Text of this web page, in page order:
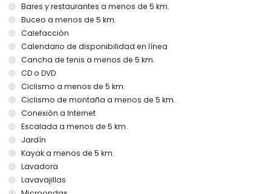
No se admiten mascotas
Instalaciones y servicios incluidos en el precio del alquiler
de la villa
Internet (ADSL)
Plancha y tabla de planchar
Ropa de cama y toallas
Calefacción central y aire acondicionado
Instalaciones y servicios con suplemento
Servicio de aeropuerto
Cama extra y cuna/cama para niños (bajo petición)
Entretenimiento y actividades de ocio para tus vacaciones
en Jávea, Costa Blanca
Bares y restaurantes a menos de 5 km.
Buceo a menos de 5 km.
Calefacción
Calendario de disponibilidad en línea
Cancha de tenis a menos de 5 km.
CD o DVD
Ciclismo a menos de 5 km.
Ciclismo de montaña a menos de 5 km.
Conexión a Internet
Escalada a menos de 5 km.
Jardín
Kayak a menos de 5 km.
Lavadora
Lavavajillas